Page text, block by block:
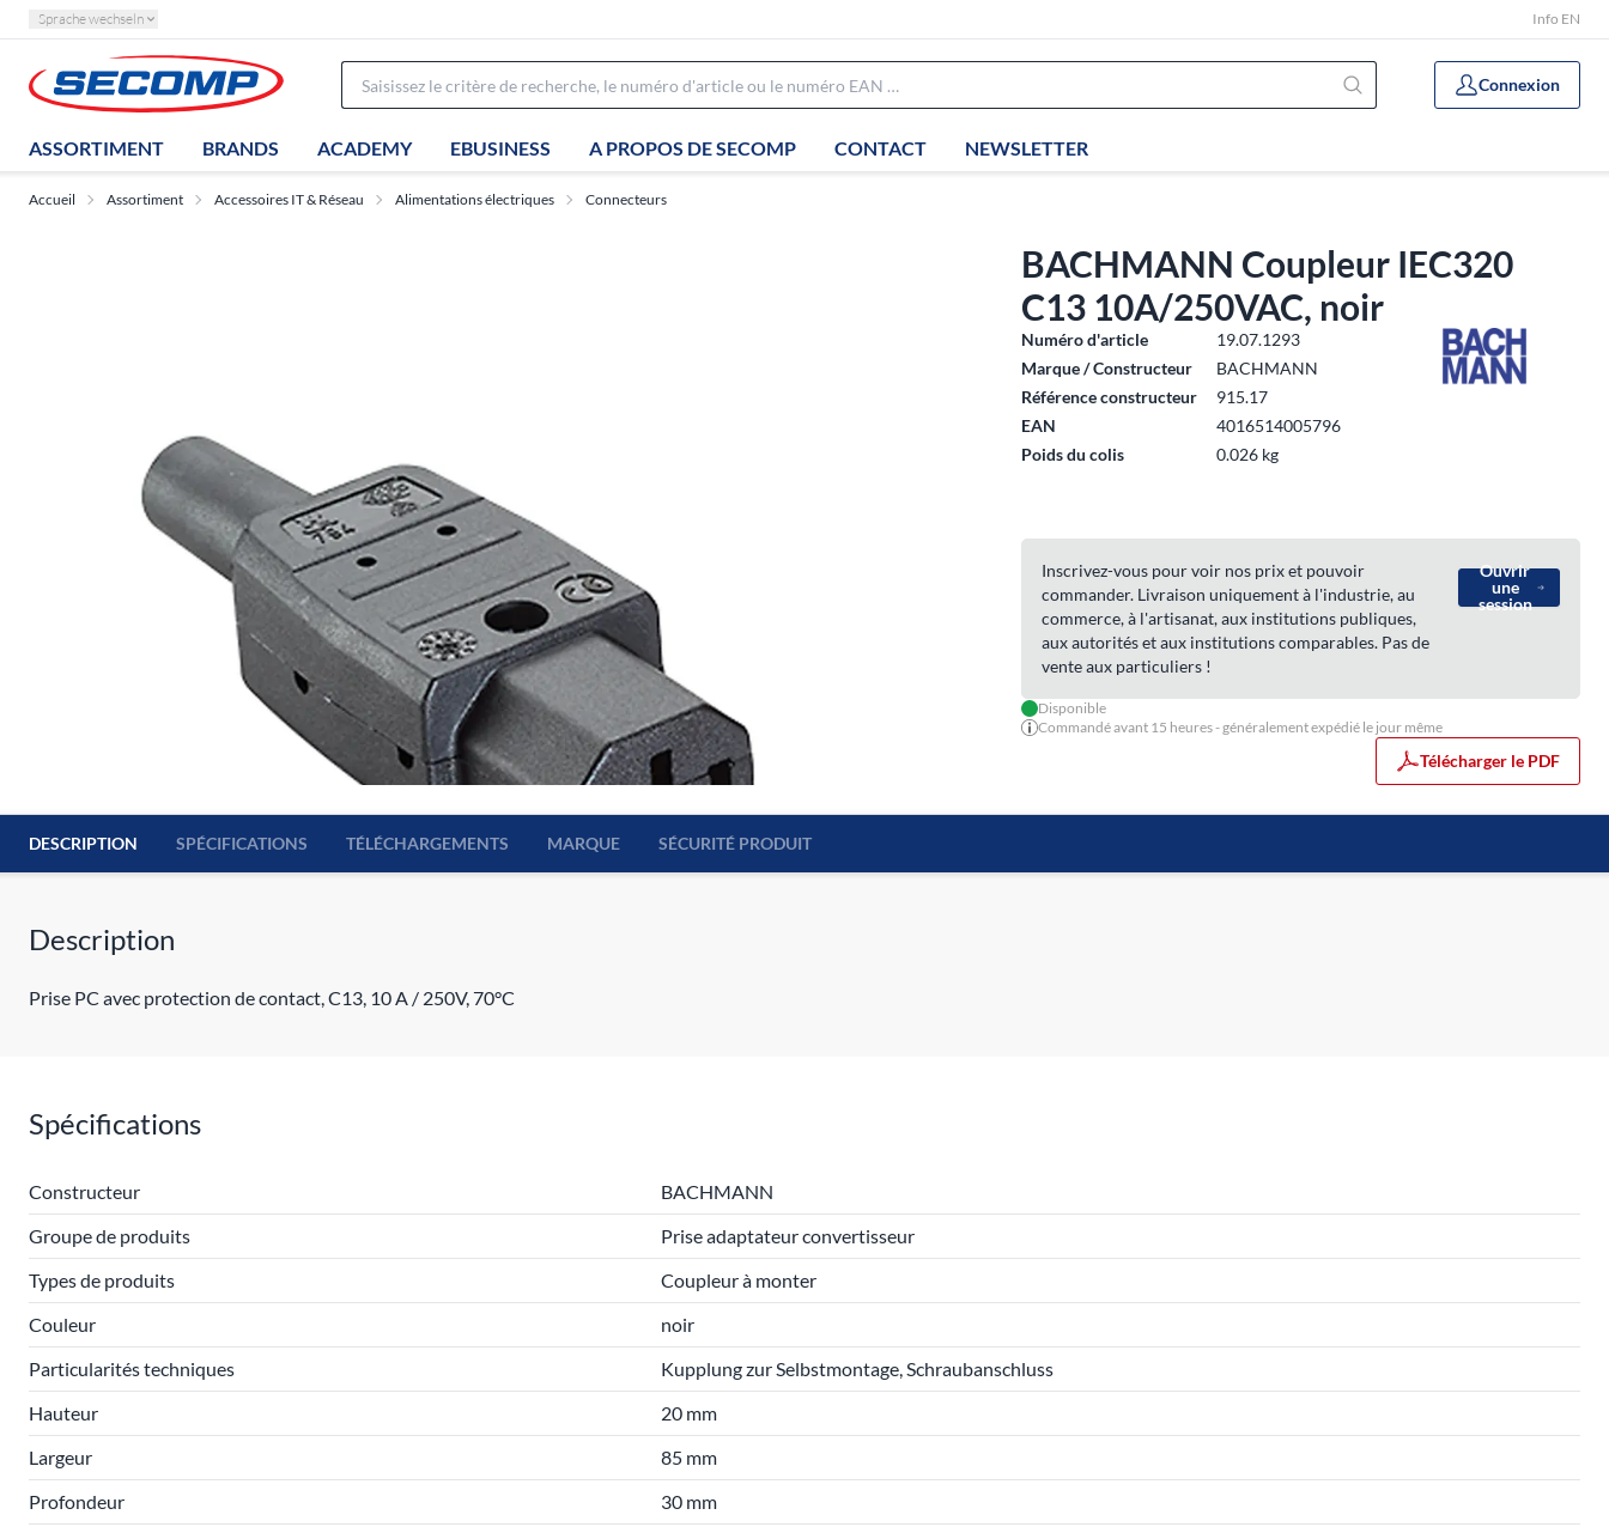
Sprache wechseln Info EN
Connexion
ASSORTIMENT BRANDS ACADEMY EBUSINESS A PROPOS DE SECOMP CONTACT NEWSLETTER
Accueil Assortiment Accessoires IT & Réseau Alimentations électriques Connecteurs
BACHMANN Coupleur IEC320
C13 10A/250VAC, noir
Numéro d'article
19.07.1293
Marque / Constructeur
BACHMANN
Référence constructeur
915.17
EAN
4016514005796
Poids du colis
0.026 kg
Inscrivez-vous pour voir nos prix et pouvoir
commander. Livraison uniquement à l'industrie, au
commerce, à l'artisanat, aux institutions publiques,
aux autorités et aux institutions comparables. Pas de
vente aux particuliers !
Ouvrir
une
session
Disponible
Commandé avant 15 heures - généralement expédié le jour même
Télécharger le PDF
DESCRIPTION SPÉCIFICATIONS TÉLÉCHARGEMENTS MARQUE SÉCURITÉ PRODUIT
Description
Prise PC avec protection de contact, C13, 10 A / 250V, 70°C
Spécifications
Constructeur
BACHMANN
Groupe de produits
Prise adaptateur convertisseur
Types de produits
Coupleur à monter
Couleur
noir
Particularités techniques
Kupplung zur Selbstmontage, Schraubanschluss
Hauteur
20 mm
Largeur
85 mm
Profondeur
30 mm